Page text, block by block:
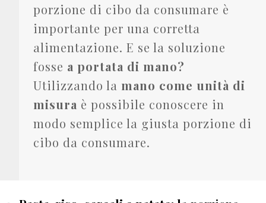
porzione di cibo da consumare è
importante per una corretta
alimentazione. E se la soluzione
fosse a portata di mano?
Utilizzando la mano come unità di
misura è possibile conoscere in
modo semplice la giusta porzione di
cibo da consumare.